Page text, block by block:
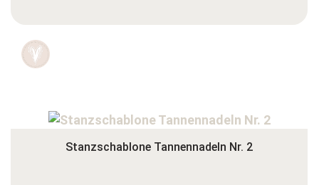
Stanzschablone Tannennadeln Nr. 2